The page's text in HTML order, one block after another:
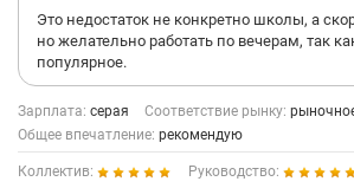
Это недостаток не конкретно школы, а
но желательно работать по вечерам, так
популярное.
Зарплата: серая Соответствие рынку:
Общее впечатление: рекомендую
Коллектив:
Руководство: